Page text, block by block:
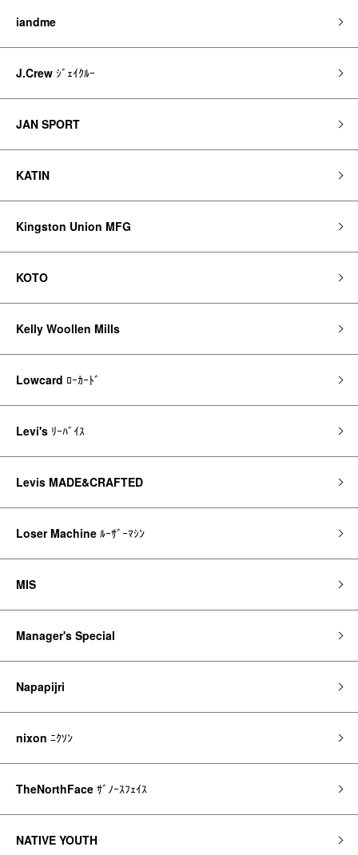
iandme
J.Crew ｼﾞｪｲｸﾙｰ
JAN SPORT
KATIN
Kingston Union MFG
KOTO
Kelly Woollen Mills
Lowcard ﾛｰｶｰﾄﾞ
Levi's ﾘｰﾊﾞｲｽ
Levis MADE&CRAFTED
Loser Machine ﾙｰｻﾞｰﾏｼﾝ
MIS
Manager's Special
Napapijri
nixon ﾆｸｿﾝ
TheNorthFace ｻﾞﾉｰｽﾌｪｲｽ
NATIVE YOUTH